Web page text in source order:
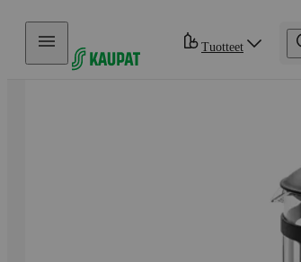
Hyppää sisältöön
Tuotteet